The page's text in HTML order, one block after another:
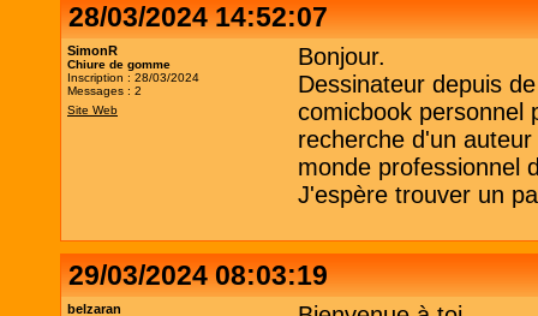
28/03/2024 14:52:07
SimonR
Chiure de gomme
Inscription : 28/03/2024
Messages : 2
Site Web
Bonjour.
Dessinateur depuis
comicbook personnel
recherche d'un
monde professionnel
J'espère trouver un
29/03/2024 08:03:19
belzaran